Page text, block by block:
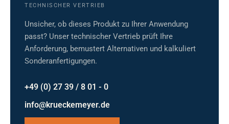
TECHNISCHER VERTRIEB
Unsicher, ob dieses Produkt zu Ihrer Anwendung
passt? Unser technischer Vertrieb prüft Ihre
Anforderung, bemustert Alternativen und kalkuliert
Sonderanfertigungen.
+49 (0) 27 39 / 8 01 - 0
info@krueckemeyer.de